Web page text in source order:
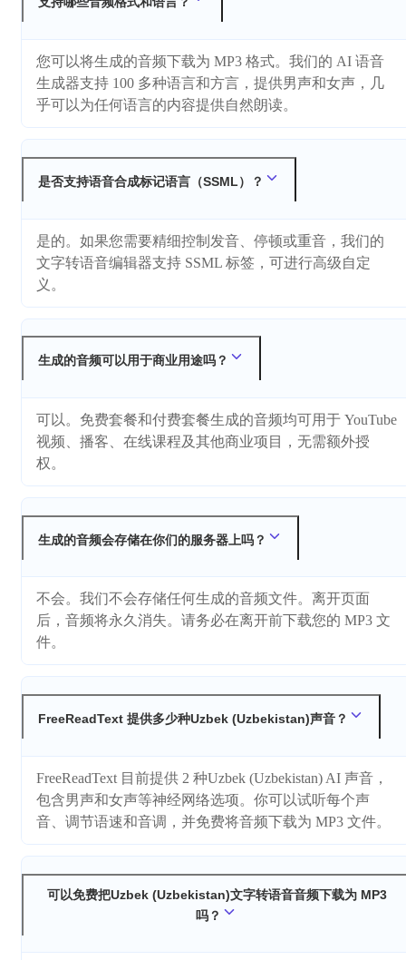
您可以将生成的音频下载为 MP3 格式。我们的 AI 语音
生成器支持 100 多种语言和方言，提供男声和女声，几
乎可以为任何语言的内容提供自然朗读。
是否支持语音合成标记语言（SSML）？
是的。如果您需要精细控制发音、停顿或重音，我们的
文字转语音编辑器支持 SSML 标签，可进行高级自定
义。
生成的音频可以用于商业用途吗？
可以。免费套餐和付费套餐生成的音频均可用于 YouTube
视频、播客、在线课程及其他商业项目，无需额外授
权。
生成的音频会存储在你们的服务器上吗？
不会。我们不会存储任何生成的音频文件。离开页面
后，音频将永久消失。请务必在离开前下载您的 MP3 文
件。
FreeReadText 提供多少种Uzbek (Uzbekistan)声音？
FreeReadText 目前提供 2 种Uzbek (Uzbekistan) AI 声音，
包含男声和女声等神经网络选项。你可以试听每个声
音、调节语速和音调，并免费将音频下载为 MP3 文件。
可以免费把Uzbek (Uzbekistan)文字转语音音频下载为 MP3
吗？